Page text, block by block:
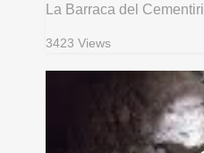
La Barraca del Cementiri
3423 Views